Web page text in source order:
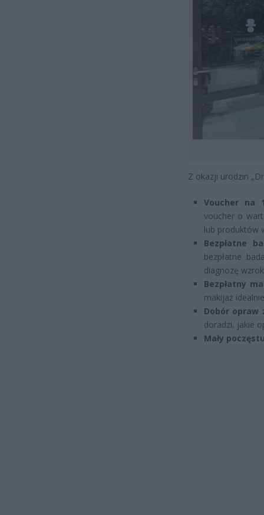
Z okazji urodzin
Voucher na
voucher o
lub produktów
Bezpłatne
bezpłatne
diagnozę
Bezpłatny
makijaż
Dobór opraw
doradzi, jakie
Mały